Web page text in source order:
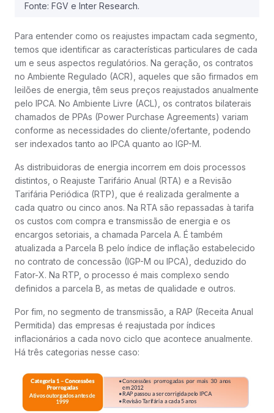
Fonte: FGV e Inter Research.
Para entender como os reajustes impactam cada segmento,
temos que identificar as características particulares de cada
um e seus aspectos regulatórios. Na geração, os contratos
no Ambiente Regulado (ACR), aqueles que são firmados em
leilões de energia, têm seus preços reajustados anualmente
pelo IPCA. No Ambiente Livre (ACL), os contratos bilaterais
chamados de PPAs (Power Purchase Agreements) variam
conforme as necessidades do cliente/ofertante, podendo
ser indexados tanto ao IPCA quanto ao IGP-M.
As distribuidoras de energia incorrem em dois processos
distintos, o Reajuste Tarifário Anual (RTA) e a Revisão
Tarifária Periódica (RTP), que é realizada geralmente a
cada quatro ou cinco anos. Na RTA são repassadas à tarifa
os custos com compra e transmissão de energia e os
encargos setoriais, a chamada Parcela A. É também
atualizada a Parcela B pelo índice de inflação estabelecido
no contrato de concessão (IGP-M ou IPCA), deduzido do
Fator-X. Na RTP, o processo é mais complexo sendo
definidos a parcela B, as metas de qualidade e outros.
Por fim, no segmento de transmissão, a RAP (Receita Anual
Permitida) das empresas é reajustada por índices
inflacionários a cada novo ciclo que acontece anualmente.
Há três categorias nesse caso: